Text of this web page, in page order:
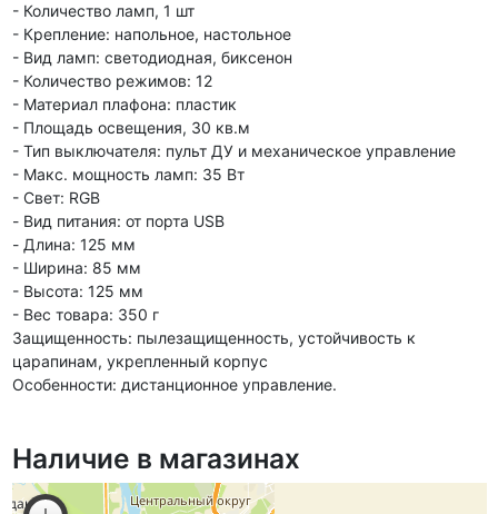
- Количество ламп, 1 шт
- Крепление: напольное, настольное
- Вид ламп: светодиодная, биксенон
- Количество режимов: 12
- Материал плафона: пластик
- Площадь освещения, 30 кв.м
- Тип выключателя: пульт ДУ и механическое управление
- Макс. мощность ламп: 35 Вт
- Свет: RGB
- Вид питания: от порта USB
- Длина: 125 мм
- Ширина: 85 мм
- Высота: 125 мм
- Вес товара: 350 г
Защищенность: пылезащищенность, устойчивость к
царапинам, укрепленный корпус
Особенности: дистанционное управление.
Наличие в магазинах